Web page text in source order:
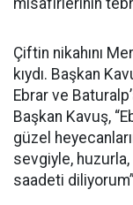
misafirlerinin
Çiftin nikahını
kıydı. Başkan
Ebrar ve
Başkan Kavuş,
güzel
sevgiyle,
saadeti